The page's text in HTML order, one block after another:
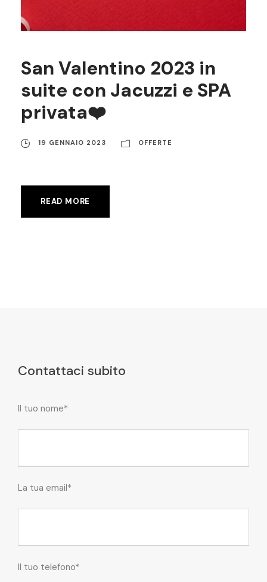
San Valentino 2023 in
suite con Jacuzzi e SPA
privata❤️
19 GENNAIO 2023 OFFERTE
READ MORE
Contattaci subito
Il tuo nome*
La tua email*
Il tuo telefono*